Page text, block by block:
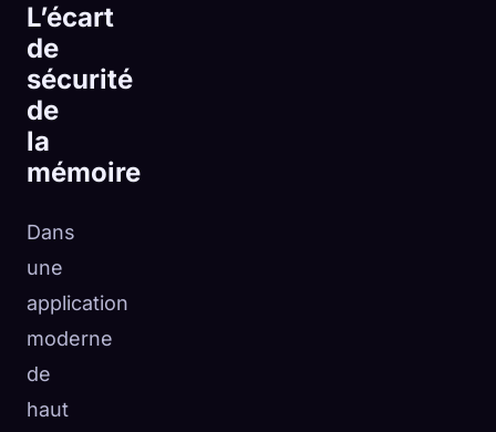
L’écart
de
sécurité
de
la
mémoire
Dans
une
application
moderne
de
haut